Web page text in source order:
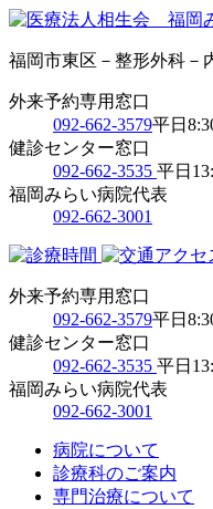
福岡市東区－整形外科－
外来予約専用窓口
092-662-3579平日
健診センター窓口
092-662-3535 平日
福岡みらい病院代表
092-662-3001
外来予約専用窓口
092-662-3579平日
健診センター窓口
092-662-3535 平日
福岡みらい病院代表
092-662-3001
病院について
診療科のご案内
専門治療について